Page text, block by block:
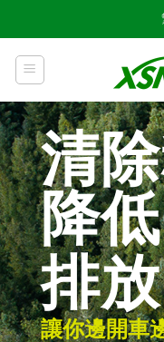
content
清
降
排放
讓你邊開車